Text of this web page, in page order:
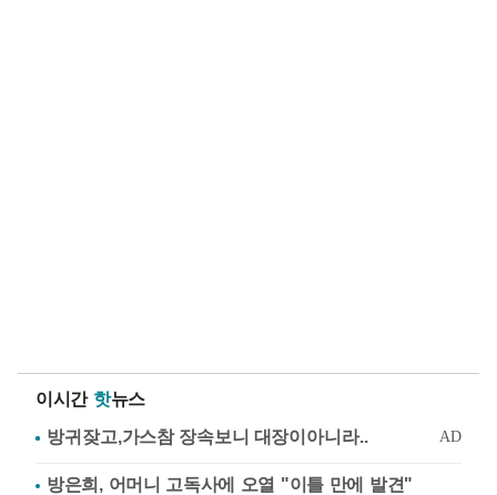
이시간 핫뉴스
방은희, 어머니 고독사에 오열 "이틀 만에 발견"